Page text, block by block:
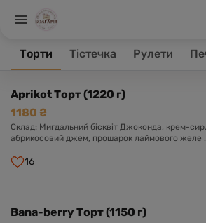
Торти Тістечка Рулети
На головну
Торти
Aprikot Торт (1220 г)
1180 ₴
Склад: Мигдальний бісквіт Джоконда, крем-сир,
абрикосовий джем, прошарок лаймового желе
16
Bana-berry Торт (1150 г)